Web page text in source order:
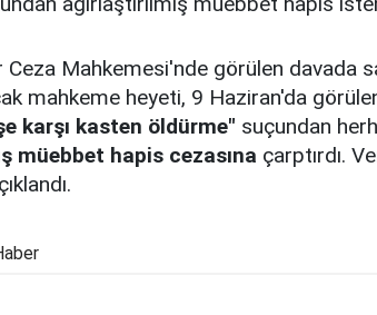
Mahkemesi'nde görülen davada
mahkeme heyeti, 9 Haziran'da
karşı kasten öldürme" suçundan
müebbet hapis cezasına çarptırdı.